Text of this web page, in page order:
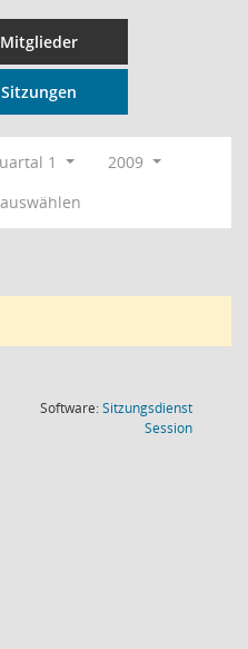
Mitglieder
Sitzungen
1
2009
Software:Sitzungsdienst
Session(Wird in